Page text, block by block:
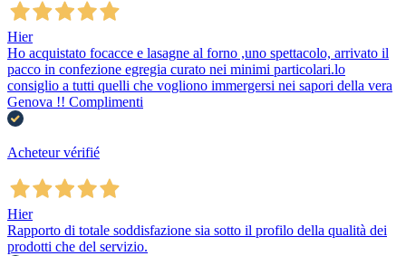
Hier
Ho acquistato focacce e lasagne al forno ,uno spettacolo, arrivato il
pacco in confezione egregia curato nei minimi particolari.lo
consiglio a tutti quelli che vogliono immergersi nei sapori della vera
Genova !! Complimenti
Acheteur vérifié
Hier
Rapporto di totale soddisfazione sia sotto il profilo della qualità dei
prodotti che del servizio.